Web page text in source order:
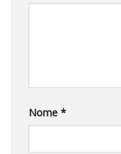
Nome *